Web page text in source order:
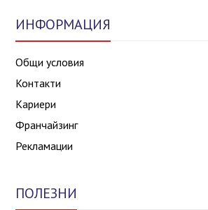
ИНФОРМАЦИЯ
Общи условия
Контакти
Кариери
Франчайзинг
Рекламации
ПОЛЕЗНИ